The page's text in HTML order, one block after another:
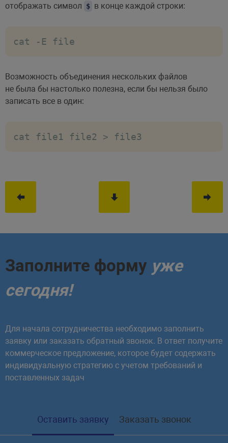
отображать символ $ в конце каждой строки:
cat -E file
Возможность объединения нескольких файлов
не была бы настолько полезна, если бы нельзя было
записать все в один:
cat file1 file2 > file3
Заполните форму уже
сегодня!
Для начала сотрудничества необходимо заполнить
заявку или заказать обратный звонок. В ответ получите
коммерческое предложение, которое будет содержать
индивидуальную стратегию с учетом требований и
поставленных задач
Оставить заявку Заказать звонок